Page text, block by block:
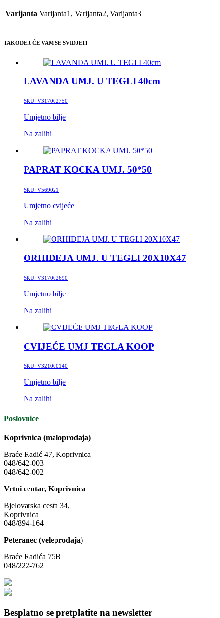
Varijanta Varijanta1, Varijanta2, Varijanta3
TAKOĐER ĆE VAM SE SVIDJETI
LAVANDA UMJ. U TEGLI 40cm
SKU: V317002750
Umjetno bilje
Na zalihi
PAPRAT KOCKA UMJ. 50*50
SKU: V569021
Umjetno cvijeće
Na zalihi
ORHIDEJA UMJ. U TEGLI 20X10X47
SKU: V317002690
Umjetno bilje
Na zalihi
CVIJEĆE UMJ TEGLA KOOP
SKU: V321000140
Umjetno bilje
Na zalihi
Poslovnice
Koprivnica (maloprodaja)
Braće Radić 47, Koprivnica
048/642-003
048/642-002
Vrtni centar, Koprivnica
Bjelovarska cesta 34,
Koprivnica
048/894-164
Peteranec (veleprodaja)
Braće Radića 75B
048/222-762
Besplatno se pretplatite na newsletter